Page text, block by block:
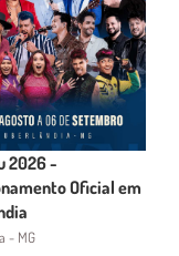
2026 -
Oficial em
- MG